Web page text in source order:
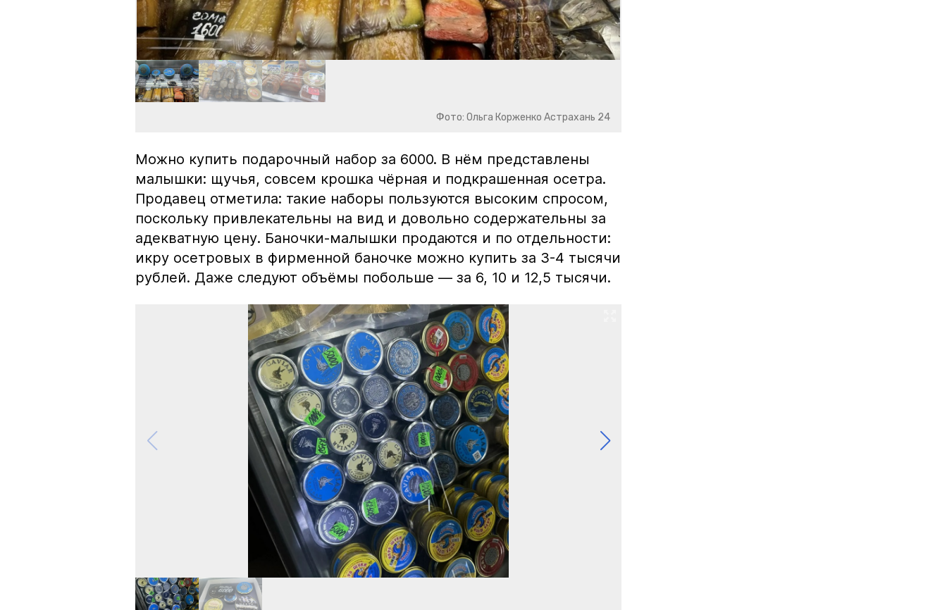
Фото: Ольга Корженко Астрахань 24
Можно купить подарочный набор за 6000. В нём представлены
малышки: щучья, совсем крошка чёрная и подкрашенная осетра.
Продавец отметила: такие наборы пользуются высоким спросом,
поскольку привлекательны на вид и довольно содержательны за
адекватную цену. Баночки-малышки продаются и по отдельности:
икру осетровых в фирменной баночке можно купить за 3-4 тысячи
рублей. Даже следуют объёмы побольше — за 6, 10 и 12,5 тысячи.